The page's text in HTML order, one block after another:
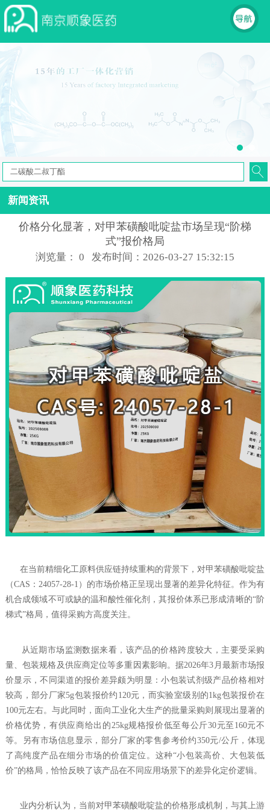
新闻资讯
价格分化显著，对甲苯磺酸吡啶盐市场呈现“阶梯
式”报价格局
浏览量： 0 发布时间：2026-03-27 15:32:15
在当前精细化工原料供应链持续重构的背景下，对甲苯磺酸吡啶盐
（CAS：24057-28-1）的市场价格正呈现出显著的差异化特征。作为有
机合成领域不可或缺的温和酸性催化剂，其报价体系已形成清晰的“阶
梯式”格局，值得采购方高度关注。
从近期市场监测数据来看，该产品的价格跨度较大，主要受采购
量、包装规格及供应商定位等多重因素影响。据2026年3月最新市场报
价显示，不同渠道的报价差异颇为明显：小包装试剂级产品价格相对
较高，部分厂家5g包装报价约120元，而实验室级别的1kg包装报价在
100元左右。与此同时，面向工业化大生产的批量采购则展现出显著的
价格优势，有供应商给出的25kg规格报价低至每公斤30元至160元不
等。另有市场信息显示，部分厂家的零售参考价约350元/公斤，体现
了高纯度产品在细分市场的价值定位。这种“小包装高价、大包装低
价”的格局，恰恰反映了该产品在不同应用场景下的差异化定价逻辑。
业内分析认为，当前对甲苯磺酸吡啶盐的价格形成机制，与其上游